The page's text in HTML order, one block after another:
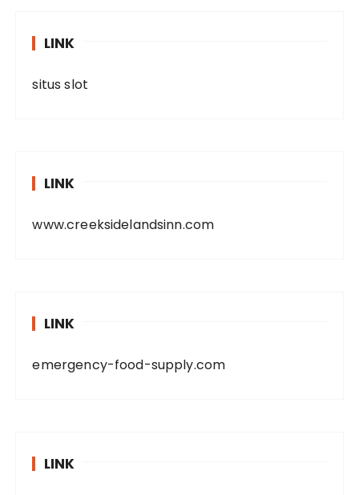
LINK
situs slot
LINK
www.creeksidelandsinn.com
LINK
emergency-food-supply.com
LINK